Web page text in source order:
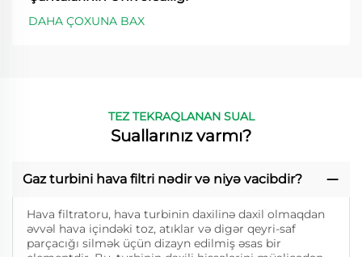
DAHA ÇOXUNA BAX
TEZ TEKRAQLANAN SUAL
Suallarınız varmı?
Gaz turbini hava filtri nədir və niyə vacibdir?
Hava filtratoru, hava turbinin daxilinə daxil olmaqdan
əvvəl hava içindəki toz, atıklar və digər qeyri-saf
parçacığı silmək üçün dizayn edilmiş əsas bir